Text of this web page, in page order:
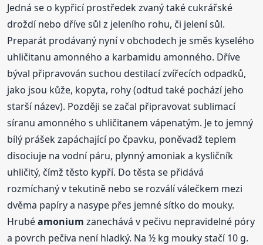
Jedná se o kypřicí prostředek zvaný také cukrářské
droždí nebo dříve sůl z jeleního rohu, či jelení sůl.
Preparát prodávaný nyní v obchodech je směs kyselého
uhličitanu amonného a karbamidu amonného. Dříve
býval připravován suchou destilací zvířecích odpadků,
jako jsou kůže, kopyta, rohy (odtud také pochází jeho
starší název). Později se začal připravovat sublimací
síranu amonného s uhličitanem vápenatým. Je to jemný
bílý prášek zapáchající po čpavku, poněvadž teplem
disociuje na vodní páru, plynný amoniak a kysličník
uhličitý, čímž těsto kypří. Do těsta se přidává
rozmíchaný v tekutině nebo se rozválí válečkem mezi
dvěma papíry a nasype přes jemné sítko do mouky.
Hrubéamonium zanechává v pečivu nepravidelné póry
a povrch pečiva není hladký. Na ½ kg mouky stačí 10 g.